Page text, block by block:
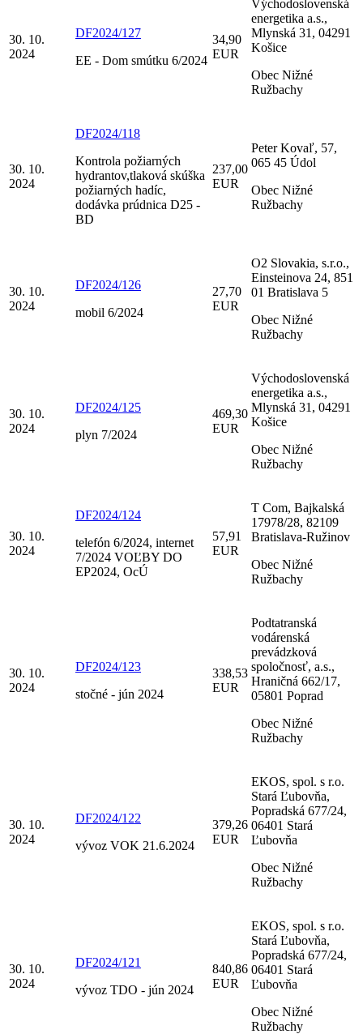
30. 10.
2024
DF2024/127
EE - Dom smútku 6/2024
34,90
EUR
Východoslovenská
energetika a.s.,
Mlynská 31, 04291
Košice
Obec Nižné
Ružbachy
30. 10.
2024
DF2024/118
Kontrola požiarných
hydrantov,tlaková skúška
požiarných hadíc,
dodávka prúdnica D25 -
BD
237,00
EUR
Peter Kovaľ, 57,
065 45 Údol
Obec Nižné
Ružbachy
30. 10.
2024
DF2024/126
mobil 6/2024
27,70
EUR
O2 Slovakia, s.r.o.,
Einsteinova 24, 851
01 Bratislava 5
Obec Nižné
Ružbachy
30. 10.
2024
DF2024/125
plyn 7/2024
469,30
EUR
Východoslovenská
energetika a.s.,
Mlynská 31, 04291
Košice
Obec Nižné
Ružbachy
30. 10.
2024
DF2024/124
telefón 6/2024, internet
7/2024 VOĽBY DO
EP2024, OcÚ
57,91
EUR
T Com, Bajkalská
17978/28, 82109
Bratislava-Ružinov
Obec Nižné
Ružbachy
30. 10.
2024
DF2024/123
stočné - jún 2024
338,53
EUR
Podtatranská
vodárenská
prevádzková
spoločnosť, a.s.,
Hraničná 662/17,
05801 Poprad
Obec Nižné
Ružbachy
30. 10.
2024
DF2024/122
vývoz VOK 21.6.2024
379,26
EUR
EKOS, spol. s r.o.
Stará Ľubovňa,
Popradská 677/24,
06401 Stará
Ľubovňa
Obec Nižné
Ružbachy
30. 10.
2024
DF2024/121
vývoz TDO - jún 2024
840,86
EUR
EKOS, spol. s r.o.
Stará Ľubovňa,
Popradská 677/24,
06401 Stará
Ľubovňa
Obec Nižné
Ružbachy